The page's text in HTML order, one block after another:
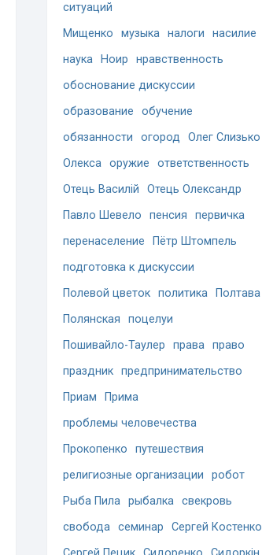
ситуаций
Мищенко
музыка налоги
насилие
наука
Ноир
нравственность
обоснование дискуссии
образование
обучение
обязанности
огород
Олег Слизько
Олекса оружие
ответственность
Отець Василій
Отець Олександр
Павло Шевело
пенсия
первичка
перенаселение
Пётр Штомпель
подготовка к дискуссии
Полевой цветок политика
Полтава
Полянская
поцелуи
Пошивайло-Таулер
права право
праздник предпринимательство
Приам
Прима
проблемы человечества
Прокопенко
путешествия
религиозные организации
робот
Рыба Пила рыбалка свекровь
свобода семинар
Сергей Костенко